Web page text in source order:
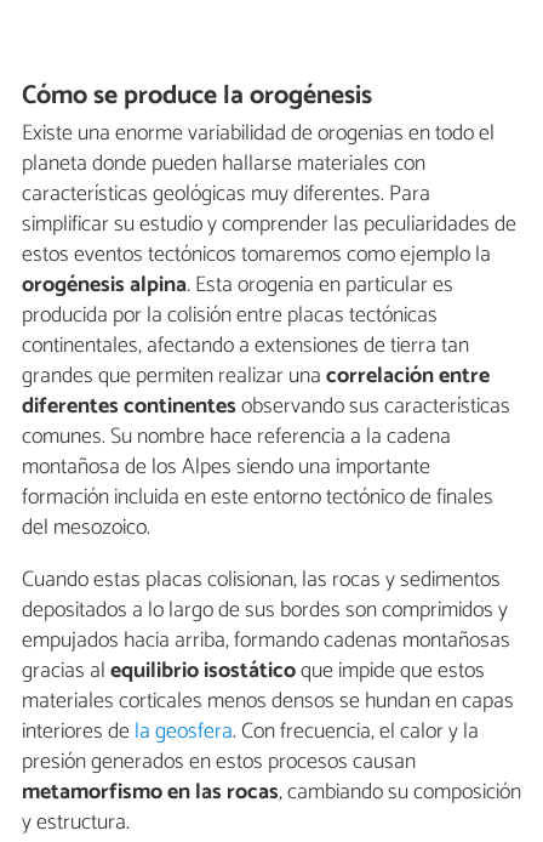
Cómo se produce la orogénesis
Existe una enorme variabilidad de orogenias en todo el
planeta donde pueden hallarse materiales con
características geológicas muy diferentes. Para
simplificar su estudio y comprender las peculiaridades de
estos eventos tectónicos tomaremos como ejemplo la
orogénesis alpina. Esta orogenia en particular es
producida por la colisión entre placas tectónicas
continentales, afectando a extensiones de tierra tan
grandes que permiten realizar unacorrelación entre
diferentes continentesobservando sus características
comunes. Su nombre hace referencia a la cadena
montañosa de los Alpes siendo una importante
formación incluida en este entorno tectónico de finales
del mesozoico.
Cuando estas placas colisionan, las rocas y sedimentos
depositados a lo largo de sus bordes son comprimidos y
empujados hacia arriba, formando cadenas montañosas
gracias alequilibrio isostáticoque impide que estos
materiales corticales menos densos se hundan en capas
interiores dela geosfera. Con frecuencia, el calor y la
presión generados en estos procesos causan
metamorfismo en las rocas, cambiando su composición
y estructura.